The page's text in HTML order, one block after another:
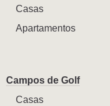
Casas
Apartamentos
Campos de Golf
Casas